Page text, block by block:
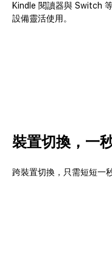
Kindle 閱讀器與 Switch
設備靈活使用。
裝置切換，一
跨裝置切換，只需短短一秒